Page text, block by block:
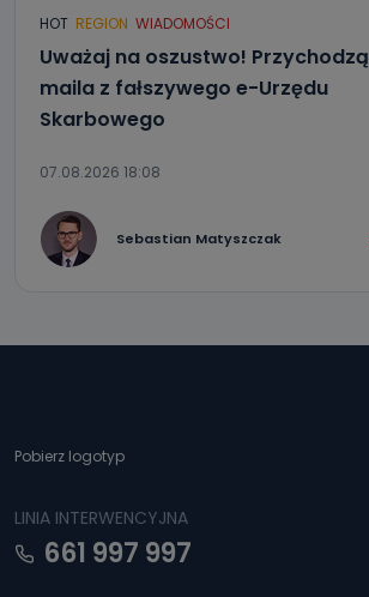
HOT REGION WIADOMOŚCI
Uważaj na oszustwo! Przychodzą
maila z fałszywego e-Urzędu
Skarbowego
07.08.2026 18:08
Sebastian Matyszczak
Pobierz logotyp
LINIA INTERWENCYJNA
661 997 997